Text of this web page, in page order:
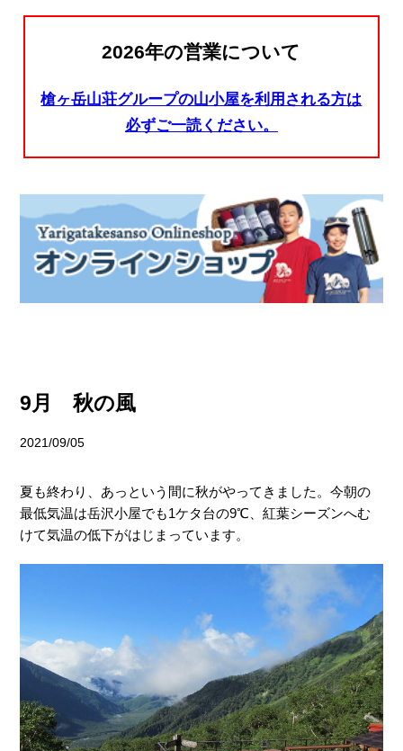
2026年の営業について
槍ヶ岳山荘グループの山小屋を利用される方は
必ずご一読ください。
9月 秋の風
2021/09/05
夏も終わり、あっという間に秋がやってきました。今朝の
最低気温は岳沢小屋でも1ケタ台の9℃、紅葉シーズンへむ
けて気温の低下がはじまっています。